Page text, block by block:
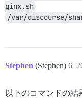
ginx.sh
/var/discourse/
Stephen (Stephen) 6
以下のコマンドの結